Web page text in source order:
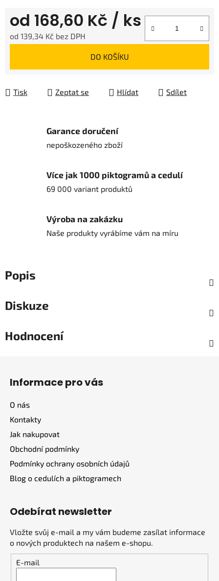
od 168,60 Kč / ks
od 139,34 Kč bez DPH
DO KOŠÍKU
Tisk Zeptat se Hlídat Sdílet
Garance doručení
nepoškozeného zboží
Více jak 1000 piktogramů a cedulí
69 000 variant produktů
Výroba na zakázku
Naše produkty vyrábíme vám na míru
Popis
Diskuze
Hodnocení
Informace pro vás
O nás
Kontakty
Jak nakupovat
Obchodní podmínky
Podmínky ochrany osobních údajů
Blog o cedulích a piktogramech
Odebírat newsletter
Vložte svůj e-mail a my vám budeme zasílat informace
o nových produktech na našem e-shopu.
E-mail